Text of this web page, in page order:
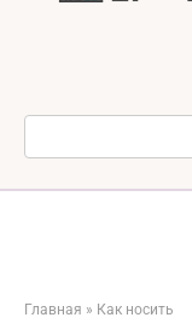
Поиск:
Главная » Как носить